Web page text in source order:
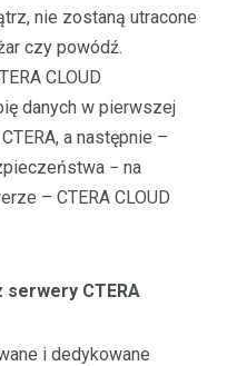
nie zostaną utracone
czy powódź.
CLOUD
danych w pierwszej
a następnie –
− na
– CTERA CLOUD
CTERA
i dedykowane